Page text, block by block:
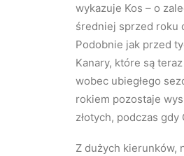
wykazuje Kos – o
średniej sprzed roku
Podobnie jak przed
Kanary, które są
wobec ubiegłego
rokiem pozostaje
złotych, podczas gdy
Z dużych kierunków,